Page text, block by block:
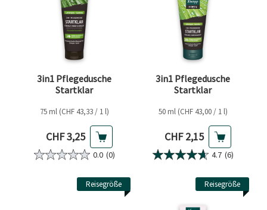
3in1 Pflegedusche
Startklar
75 ml (CHF 43,33 / 1 l)
Aktueller Preis
CHF 3,25
0.0 (0)
3in1 Pflegedusche
Startklar
50 ml (CHF 43,00 / 1 l)
Aktueller Preis
CHF 2,15
4.7 (6)
Reisegröße Reisegröße